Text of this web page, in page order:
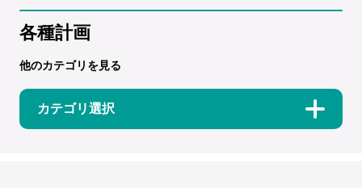
各種計画
他のカテゴリを見る
カテゴリ選択